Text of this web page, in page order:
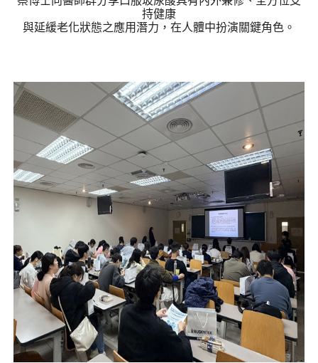
持健康
與延緩老化狀態之應用潛力，在人體中扮演關鍵角色。